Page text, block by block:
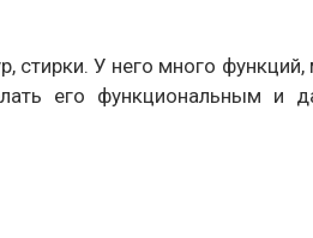
стирки. У него много
его функциональным и